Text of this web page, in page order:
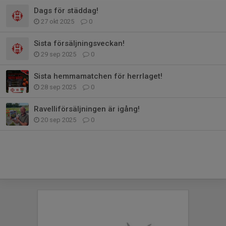
Dags för städdag!
27 okt 2025 0
Sista försäljningsveckan!
29 sep 2025 0
Sista hemmamatchen för herrlaget!
28 sep 2025 0
Ravelliförsäljningen är igång!
20 sep 2025 0